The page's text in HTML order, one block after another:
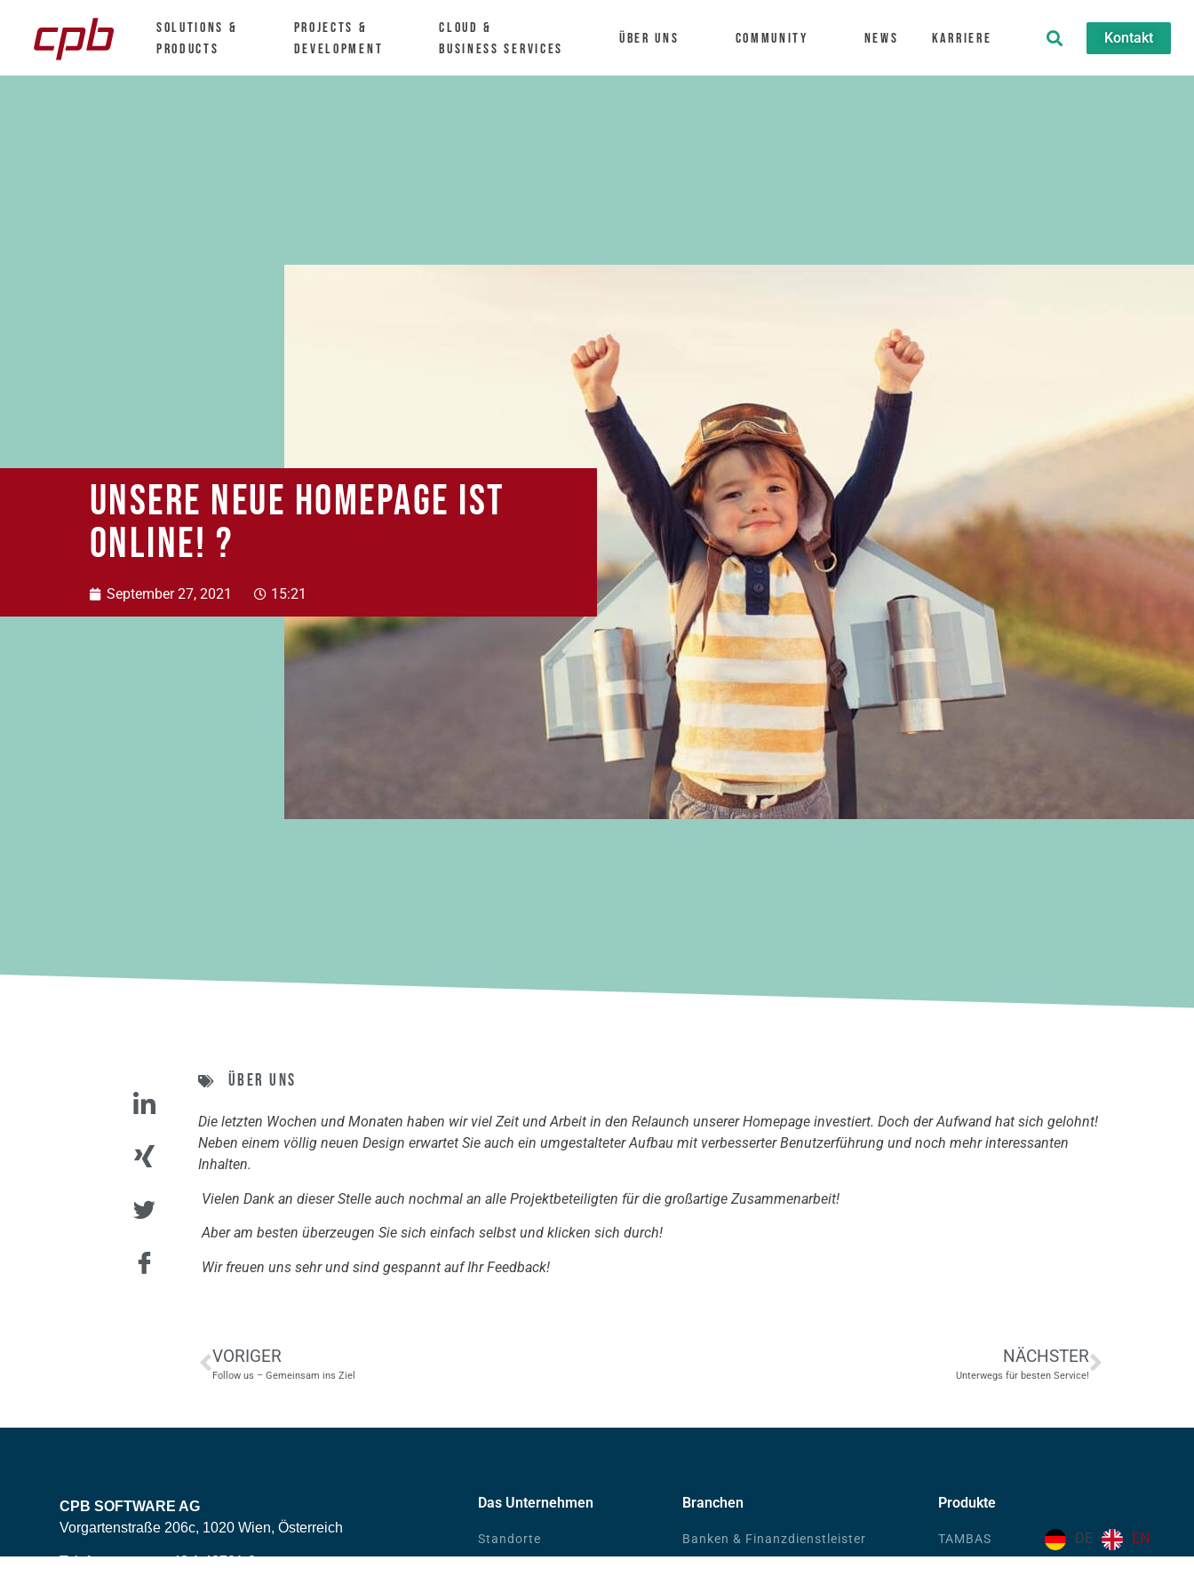
Solutions &
Products
Projects &
Development
Cloud &
Business Services
Über uns Community News Karriere Kontakt
Unsere neue Homepage ist
online! ?
September 27, 2021 15:21
Über uns
Die letzten Wochen und Monaten haben wir viel Zeit und Arbeit in den Relaunch unserer Homepage investiert. Doch der Aufwand hat sich gelohnt!
Neben einem völlig neuen Design erwartet Sie auch ein umgestalteter Aufbau mit verbesserter Benutzerführung und noch mehr interessanten
Inhalten.
Vielen Dank an dieser Stelle auch nochmal an alle Projektbeteiligten für die großartige Zusammenarbeit!
Aber am besten überzeugen Sie sich einfach selbst und klicken sich durch!
Wir freuen uns sehr und sind gespannt auf Ihr Feedback!
VORIGER
Follow us – Gemeinsam ins Ziel
NÄCHSTER
Unterwegs für besten Service!
CPB SOFTWARE AG
Vorgartenstraße 206c, 1020 Wien, Österreich
Telefonnummer: +43 1 42701-0
Das Unternehmen
Standorte
News
Branchen
Banken & Finanzdienstleister
eGovernment
Produkte
TAMBAS
EFDIS.CIFRA
DE EN